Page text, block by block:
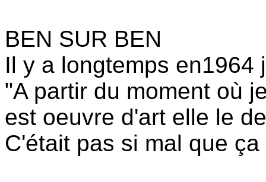
BEN SUR BEN
Il y a longtemps en1964
"A partir du moment où
est oeuvre d'art elle le
C'était pas si mal que